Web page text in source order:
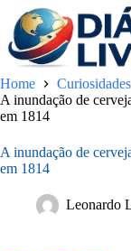
para
conteúdo
Home
Curiosidades
A inundação de
em 1814
A inundação de
em 1814
Leonardo